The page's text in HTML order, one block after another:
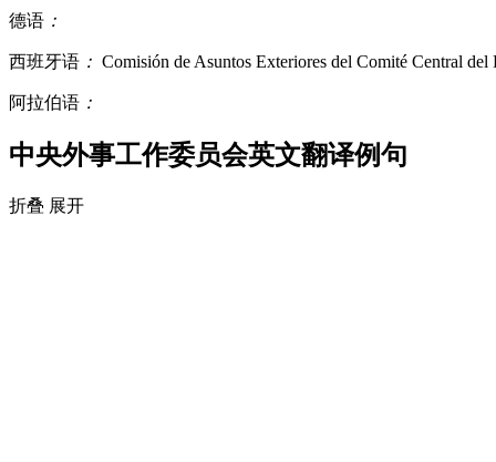
德语 ：
西班牙语 ： Comisión de Asuntos Exteriores del Comité Central del
阿拉伯语 ：
中央外事工作委员会英文翻译例句
折叠 展开